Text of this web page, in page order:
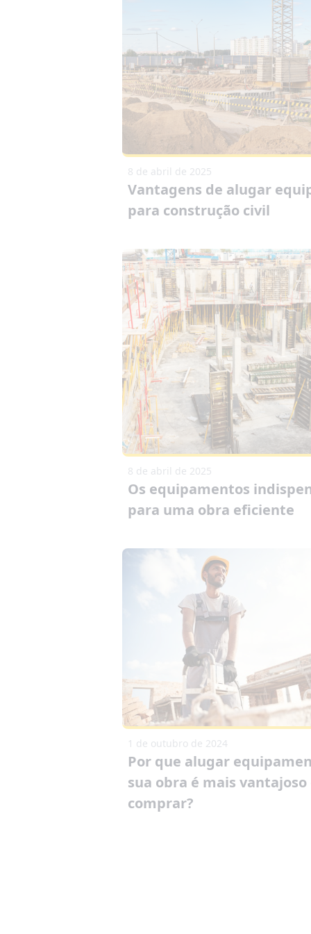
8 de abril de 2025
Vantagens de alugar
para construção civil
8 de abril de 2025
Os equipamentos
para uma obra eficiente
1 de outubro de 2024
Por que alugar
sua obra é mais vantajoso
comprar?